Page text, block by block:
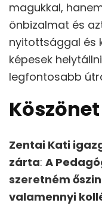
magukkal,
önbizalmat és
nyitottsággal és
képesek
legfontosabb
Zentai Kati
zárta: A
szeretném
valamennyi